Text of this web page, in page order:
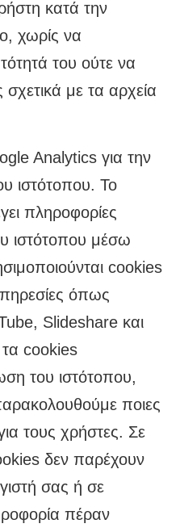
κατά την
χωρίς να
του ούτε να
με τα αρχεία
Analytics για την
ιστότοπου. Το
πληροφορίες
ιστότοπου μέσω
cookies
όπως
Slideshare και
cookies
του ιστότοπου,
ποιες
τους χρήστες. Σε
δεν παρέχουν
σας ή σε
πέραν